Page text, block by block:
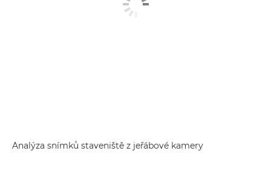
Analýza snímků staveniště z jeřábové kamery